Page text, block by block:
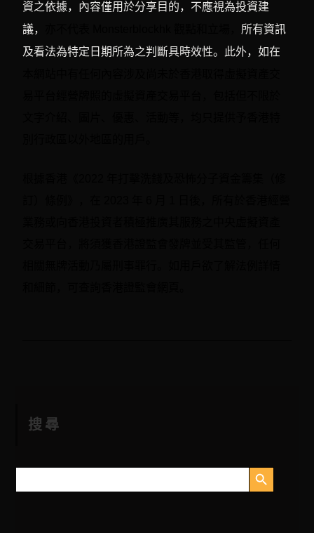
資之依據，內容僅用於分享目的，不應視為投資建
議，
所有資訊
及看法為特定日期所為之判斷具時效性。此外，如在
搜尋
搜
搜索按钮